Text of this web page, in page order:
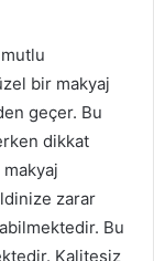
bir makyaj
geçer. Bu
dikkat
zarar
Bu
Kalitesiz